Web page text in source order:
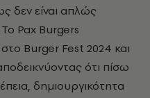
δεν είναι απλώς
Pax Burgers
Burger Fest 2024 και
ότι πίσω
δημιουργικότητα